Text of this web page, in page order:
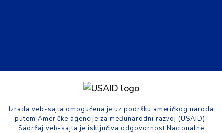
Izrada veb-sajta omogućena je uz podršku američkog naroda
putem Američke agencije za međunarodni razvoj (USAID).
Sadržaj veb-sajta je isključiva odgovornost Nacionalne